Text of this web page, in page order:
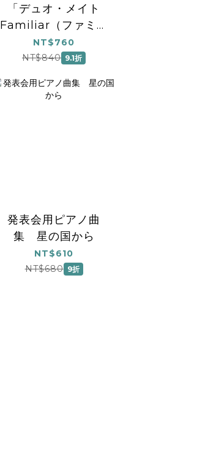
「デュオ・メイト
Familiar（ファミリ
ア）」ピアノ連弾曲
集
NT$760
NT$840 9.1折
発表会用ピアノ曲
集 星の国から
NT$610
NT$680 9折